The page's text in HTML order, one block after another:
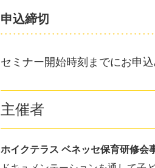
申込締切
セミナー開始時刻までにお申込
主催者
ホイクテラス ベネッセ保育研修会